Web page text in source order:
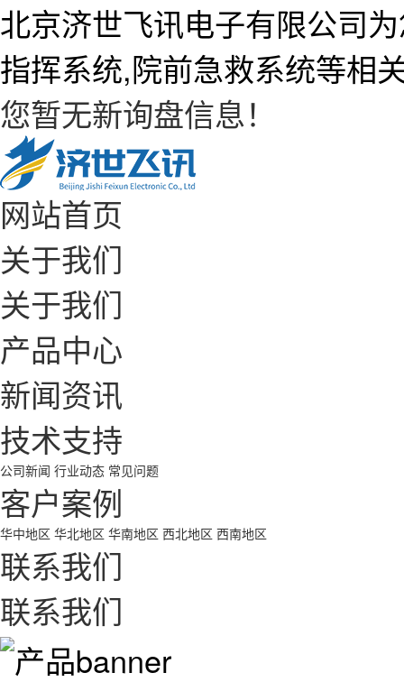
北京济世飞讯电子有限公司
指挥系统,院前急救系统等相
您暂无新询盘信息！
网站首页
关于我们
关于我们
产品中心
新闻资讯
技术支持
公司新闻 行业动态 常见问题
客户案例
华中地区 华北地区 华南地区 西北地区 西南地区
联系我们
联系我们